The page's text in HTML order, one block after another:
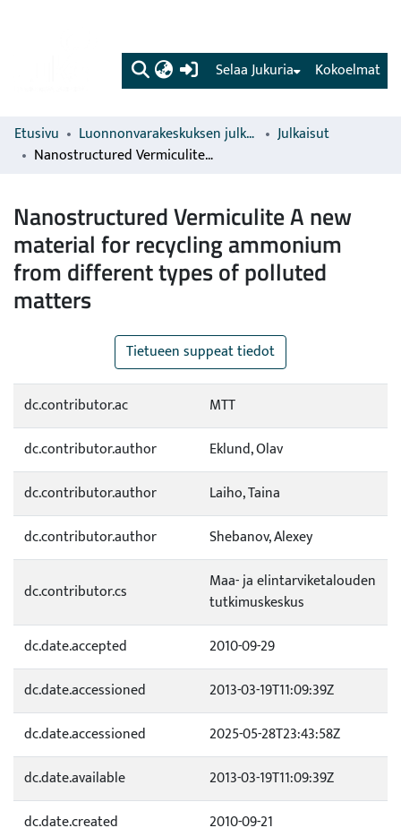
(current) Kokoelmat
Selaa Jukuria
Etusivu Luonnonvarakeskuksen julkaisut
Julkaisut
Nanostructured Vermiculite A new material for recycling ammonium from different types of polluted matters
Nanostructured Vermiculite A new
material for recycling ammonium
from different types of polluted
matters
Tietueen suppeat tiedot
dc.contributor.ac
MTT
dc.contributor.author
Eklund, Olav
dc.contributor.author
Laiho, Taina
dc.contributor.author
Shebanov, Alexey
dc.contributor.cs
Maa- ja elintarviketalouden
tutkimuskeskus
dc.date.accepted
2010-09-29
dc.date.accessioned
2013-03-19T11:09:39Z
dc.date.accessioned
2025-05-28T23:43:58Z
dc.date.available
2013-03-19T11:09:39Z
dc.date.created
2010-09-21